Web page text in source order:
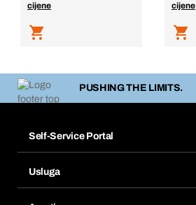
cijene
cijene
PUSHING THE LIMITS.
Self-Service Portal
Usluga